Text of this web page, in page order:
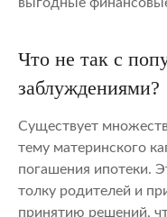
Что не так с
заблуждениями?
Существует
тему материнского
погашения ипотеки.
толку родителей и
принятию решений,